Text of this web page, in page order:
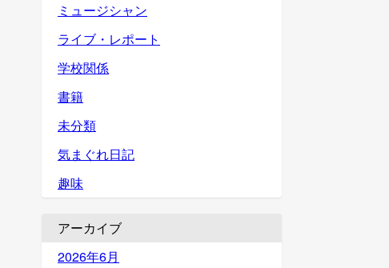
ミュージシャン
ライブ・レポート
学校関係
書籍
未分類
気まぐれ日記
趣味
アーカイブ
2026年6月